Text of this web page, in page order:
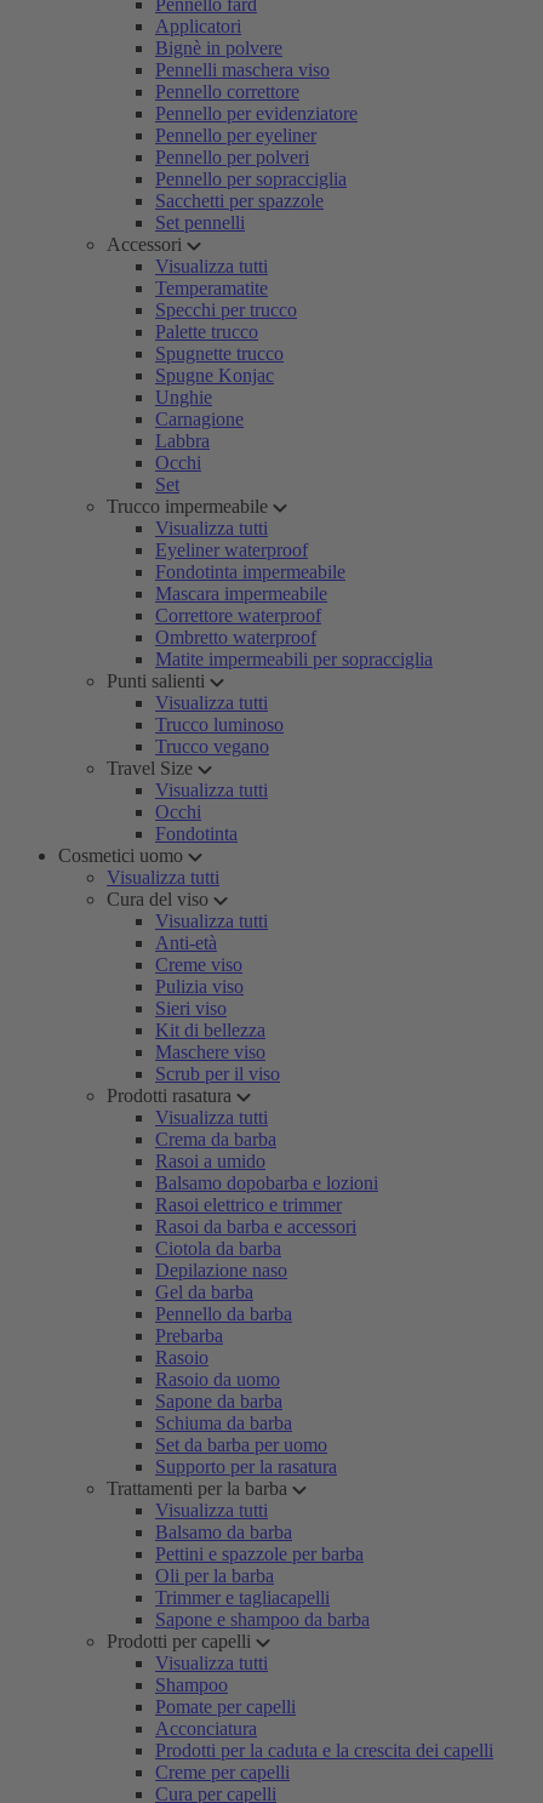
Pennello fard
Applicatori
Bignè in polvere
Pennelli maschera viso
Pennello correttore
Pennello per evidenziatore
Pennello per eyeliner
Pennello per polveri
Pennello per sopracciglia
Sacchetti per spazzole
Set pennelli
Accessori
Visualizza tutti
Temperamatite
Specchi per trucco
Palette trucco
Spugnette trucco
Spugne Konjac
Unghie
Carnagione
Labbra
Occhi
Set
Trucco impermeabile
Visualizza tutti
Eyeliner waterproof
Fondotinta impermeabile
Mascara impermeabile
Correttore waterproof
Ombretto waterproof
Matite impermeabili per sopracciglia
Punti salienti
Visualizza tutti
Trucco luminoso
Trucco vegano
Travel Size
Visualizza tutti
Occhi
Fondotinta
Cosmetici uomo
Visualizza tutti
Cura del viso
Visualizza tutti
Anti-età
Creme viso
Pulizia viso
Sieri viso
Kit di bellezza
Maschere viso
Scrub per il viso
Prodotti rasatura
Visualizza tutti
Crema da barba
Rasoi a umido
Balsamo dopobarba e lozioni
Rasoi elettrico e trimmer
Rasoi da barba e accessori
Ciotola da barba
Depilazione naso
Gel da barba
Pennello da barba
Prebarba
Rasoio
Rasoio da uomo
Sapone da barba
Schiuma da barba
Set da barba per uomo
Supporto per la rasatura
Trattamenti per la barba
Visualizza tutti
Balsamo da barba
Pettini e spazzole per barba
Oli per la barba
Trimmer e tagliacapelli
Sapone e shampoo da barba
Prodotti per capelli
Visualizza tutti
Shampoo
Pomate per capelli
Acconciatura
Prodotti per la caduta e la crescita dei capelli
Creme per capelli
Cura per capelli